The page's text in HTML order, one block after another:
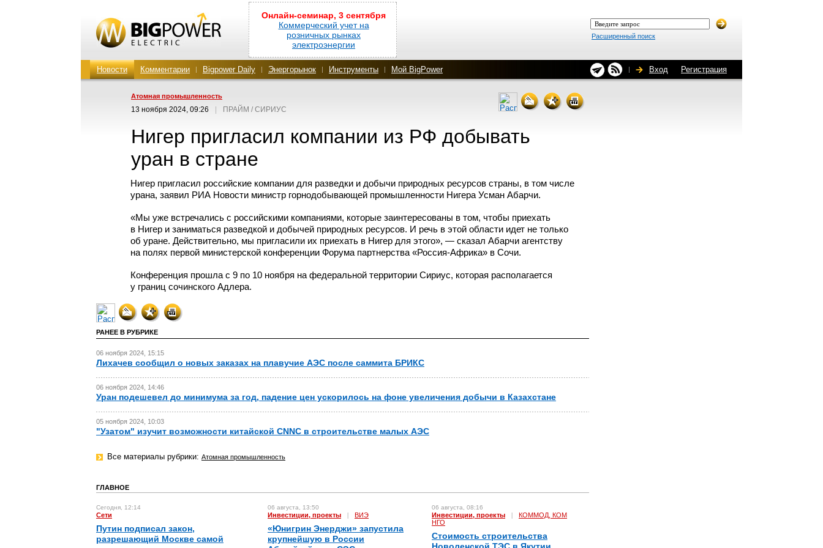
Онлайн-семинар, 3 сентября
Коммерческий учет на
розничных рынках
электроэнергии
Расширенный поиск
Новости Комментарии Bigpower Daily Энергорынок Инструменты Мой BigPower Вход Регистрация
Атомная промышленность
13 ноября 2024, 09:26 ПРАЙМ / СИРИУС
Нигер пригласил компании из РФ добывать
уран в стране
Нигер пригласил российские компании для разведки и добычи природных ресурсов страны, в том числе
урана, заявил РИА Новости министр горнодобывающей промышленности Нигера Усман Абарчи.
«Мы уже встречались с российскими компаниями, которые заинтересованы в том, чтобы приехать
в Нигер и заниматься разведкой и добычей природных ресурсов. И речь в этой области идет не только
об уране. Действительно, мы пригласили их приехать в Нигер для этого», — сказал Абарчи агентству
на полях первой министерской конференции Форума партнерства «Россия-Африка» в Сочи.
Конференция прошла с 9 по 10 ноября на федеральной территории Сириус, которая располагается
у границ сочинского Адлера.
РАНЕЕ В РУБРИКЕ
06 ноября 2024, 15:15
Лихачев сообщил о новых заказах на плавучие АЭС после саммита БРИКС
06 ноября 2024, 14:46
Уран подешевел до минимума за год, падение цен ускорилось на фоне увеличения добычи в Казахстане
05 ноября 2024, 10:03
"Узатом" изучит возможности китайской CNNC в строительстве малых АЭС
Все материалы рубрики: Атомная промышленность
ГЛАВНОЕ
Сегодня, 12:14
Сети
Путин подписал закон,
разрешающий Москве самой
06 августа, 13:50
Инвестиции, проекты | ВИЭ
«Юнигрин Энерджи» запустила
крупнейшую в России
06 августа, 08:16
Инвестиции, проекты |
КОММОД, КОМ
НГО
Стоимость строительства